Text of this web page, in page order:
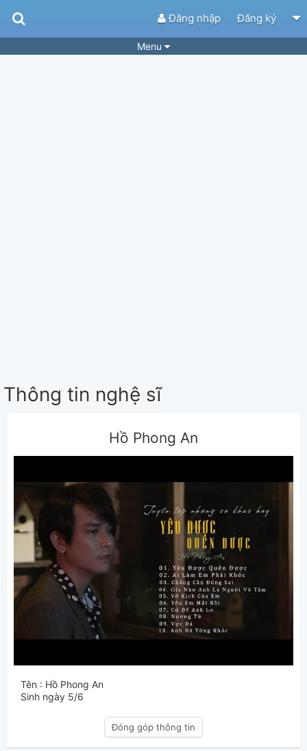
Đăng nhập Đăng ký
Menu
Thông tin nghệ sĩ
Hồ Phong An
Tên : Hồ Phong An
Sinh ngày 5/6
Đóng góp thông tin